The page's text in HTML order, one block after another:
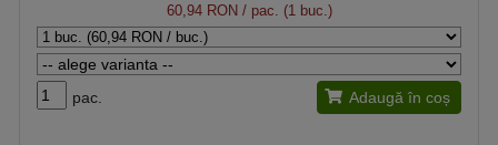
60,94 RON/ pac. (1 buc.)
pac. Adaugă în coș